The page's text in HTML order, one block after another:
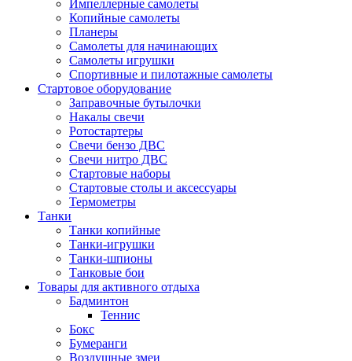
Импеллерные самолеты
Копийные самолеты
Планеры
Самолеты для начинающих
Самолеты игрушки
Спортивные и пилотажные самолеты
Стартовое оборудование
Заправочные бутылочки
Накалы свечи
Ротостартеры
Свечи бензо ДВС
Свечи нитро ДВС
Стартовые наборы
Стартовые столы и аксессуары
Термометры
Танки
Танки копийные
Танки-игрушки
Танки-шпионы
Танковые бои
Товары для активного отдыха
Бадминтон
Теннис
Бокс
Бумеранги
Воздушные змеи